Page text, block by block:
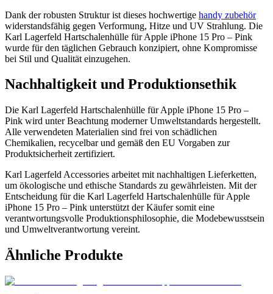
Dank der robusten Struktur ist dieses hochwertige handy zubehör
widerstandsfähig gegen Verformung, Hitze und UV Strahlung. Die
Karl Lagerfeld Hartschalenhülle für Apple iPhone 15 Pro – Pink
wurde für den täglichen Gebrauch konzipiert, ohne Kompromisse
bei Stil und Qualität einzugehen.
Nachhaltigkeit und Produktionsethik
Die Karl Lagerfeld Hartschalenhülle für Apple iPhone 15 Pro –
Pink wird unter Beachtung moderner Umweltstandards hergestellt.
Alle verwendeten Materialien sind frei von schädlichen
Chemikalien, recycelbar und gemäß den EU Vorgaben zur
Produktsicherheit zertifiziert.
Karl Lagerfeld Accessories arbeitet mit nachhaltigen Lieferketten,
um ökologische und ethische Standards zu gewährleisten. Mit der
Entscheidung für die Karl Lagerfeld Hartschalenhülle für Apple
iPhone 15 Pro – Pink unterstützt der Käufer somit eine
verantwortungsvolle Produktionsphilosophie, die Modebewusstsein
und Umweltverantwortung vereint.
Ähnliche Produkte